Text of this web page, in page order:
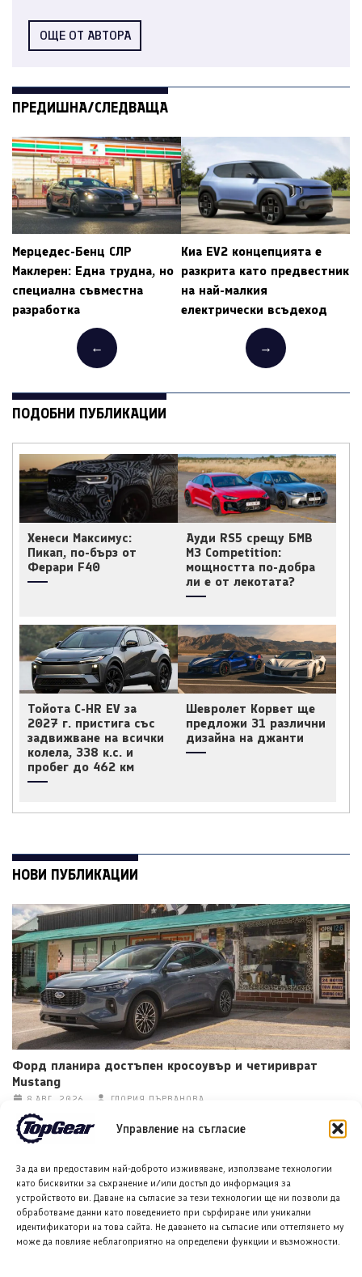
Управление на съгласие
За да ви предоставим най-доброто изживяване, използваме технологии
като бисквитки за съхранение и/или достъп до информация за
устройството ви. Даване на съгласие за тези технологии ще ни позволи да
обработваме данни като поведението при сърфиране или уникални
идентификатори на това сайта. Не даването на съгласие или оттеглянето му
може да повлияе неблагоприятно на определени функции и възможности.
ОЩЕ ОТ АВТОРА
ПРЕДИШНА/СЛЕДВАЩА
Мерцедес-Бенц СЛР
Маклерен: Една трудна, но
специална съвместна
разработка
←
Киа EV2 концепцията е
разкрита като предвестник
на най-малкия
електрически всъдеход
→
ПОДОБНИ ПУБЛИКАЦИИ
Хенеси Максимус:
Пикап, по-бърз от
Ферари F40
Ауди RS5 срещу БМВ
M3 Competition:
мощността по-добра
ли е от лекотата?
Тойота C-HR EV за
2027 г. пристига със
задвижване на всички
колела, 338 к.с. и
пробег до 462 км
Шевролет Корвет ще
предложи 31 различни
дизайна на джанти
НОВИ ПУБЛИКАЦИИ
Форд планира достъпен кросоувър и четириврат
Mustang
8 АВГ. 2026 ГЛОРИЯ ПЪРВАНОВА